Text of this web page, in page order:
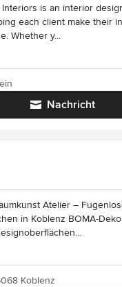
Interiors is an interior
each client make their
Whether y...
Nachricht
Atelier –
in Koblenz BOMA-
Koblenz